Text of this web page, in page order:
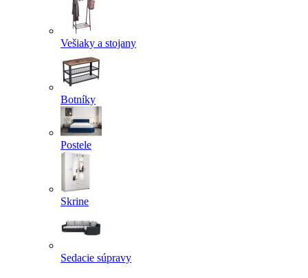
Vešiaky a stojany
Botníky
Postele
Skrine
Sedacie súpravy